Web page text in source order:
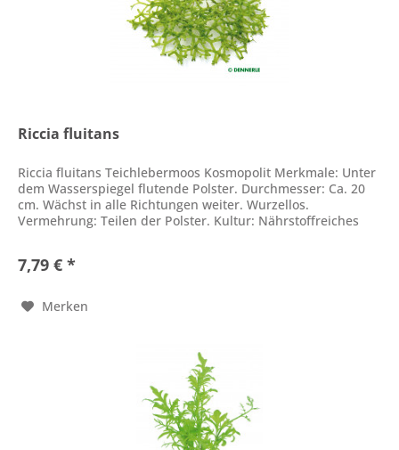
Riccia fluitans
Riccia fluitans Teichlebermoos Kosmopolit Merkmale: Unter
dem Wasserspiegel flutende Polster. Durchmesser: Ca. 20
cm. Wächst in alle Richtungen weiter. Wurzellos.
Vermehrung: Teilen der Polster. Kultur: Nährstoffreiches
7,79 € *
Merken